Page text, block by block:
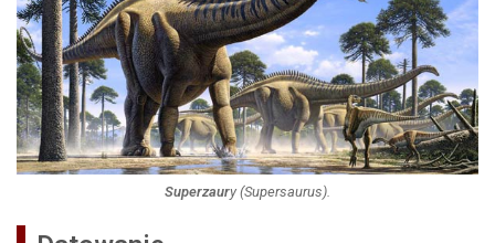
Superzaury (Supersaurus).